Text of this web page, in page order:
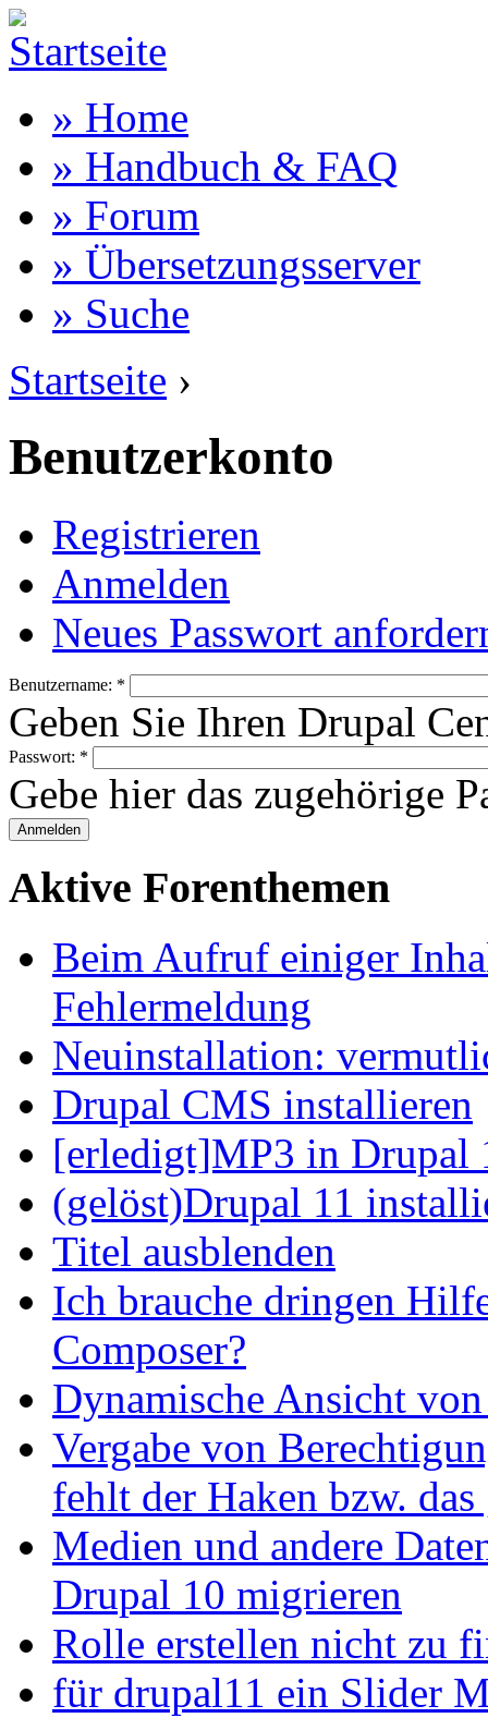
» Home
» Handbuch & FAQ
» Forum
» Übersetzungsserver
» Suche
Startseite ›
Benutzerkonto
Registrieren
Anmelden
Neues Passwort
Benutzername: *
Geben Sie Ihren Drupal
Passwort: *
Gebe hier das zugehörige
Aktive Forenthemen
Beim Aufruf einiger
Fehlermeldung
Neuinstallation:
Drupal CMS installieren
[erledigt]MP3 in Drupal
(gelöst)Drupal 11
Titel ausblenden
Ich brauche dringen
Composer?
Dynamische Ansicht
Vergabe von
fehlt der Haken bzw.
Medien und andere
Drupal 10 migrieren
Rolle erstellen nicht zu
für drupal11 ein Slider